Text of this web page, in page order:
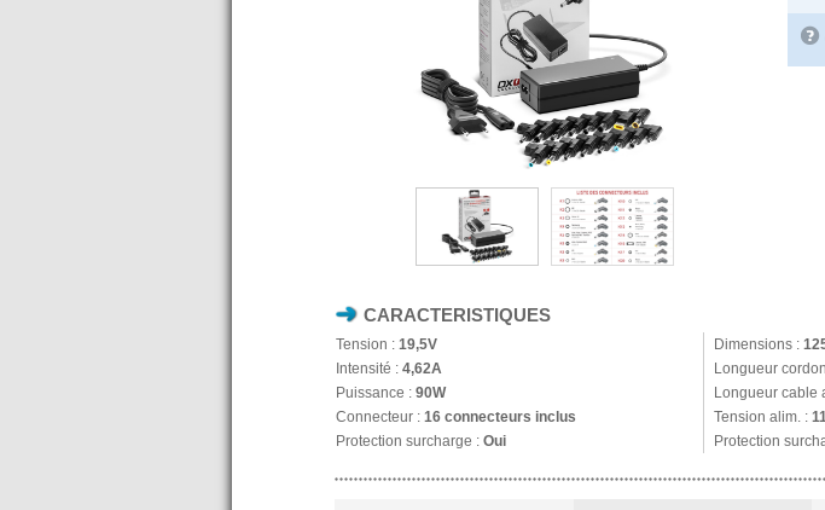
CARACTERISTIQUES
Tension : 19,5V Dimensions :
Intensité : 4,62A Longueur
Puissance : 90W Longueur cable
Connecteur : 16 connecteurs inclus Tension alim. :
Protection surcharge : Oui Protection